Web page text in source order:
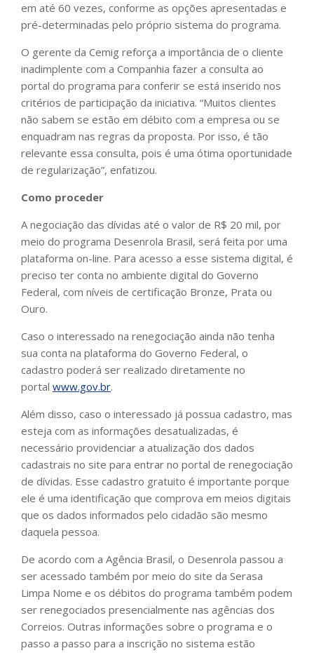
em até 60 vezes, conforme as opções apresentadas e
pré-determinadas pelo próprio sistema do programa.
O gerente da Cemig reforça a importância de o cliente
inadimplente com a Companhia fazer a consulta ao
portal do programa para conferir se está inserido nos
critérios de participação da iniciativa. “Muitos clientes
não sabem se estão em débito com a empresa ou se
enquadram nas regras da proposta. Por isso, é tão
relevante essa consulta, pois é uma ótima oportunidade
de regularização”, enfatizou.
Como proceder
A negociação das dívidas até o valor de R$ 20 mil, por
meio do programa Desenrola Brasil, será feita por uma
plataforma on-line. Para acesso a esse sistema digital, é
preciso ter conta no ambiente digital do Governo
Federal, com níveis de certificação Bronze, Prata ou
Ouro.
Caso o interessado na renegociação ainda não tenha
sua conta na plataforma do Governo Federal, o
cadastro poderá ser realizado diretamente no
portal www.gov.br.
Além disso, caso o interessado já possua cadastro, mas
esteja com as informações desatualizadas, é
necessário providenciar a atualização dos dados
cadastrais no site para entrar no portal de renegociação
de dívidas. Esse cadastro gratuito é importante porque
ele é uma identificação que comprova em meios digitais
que os dados informados pelo cidadão são mesmo
daquela pessoa.
De acordo com a Agência Brasil, o Desenrola passou a
ser acessado também por meio do site da Serasa
Limpa Nome e os débitos do programa também podem
ser renegociados presencialmente nas agências dos
Correios. Outras informações sobre o programa e o
passo a passo para a inscrição no sistema estão